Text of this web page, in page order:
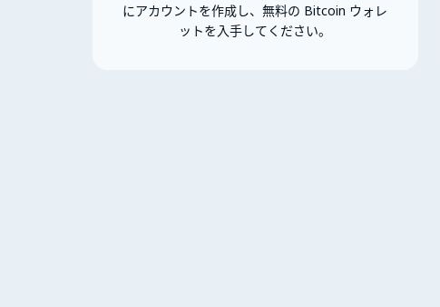
にアカウントを作成し、無料の Bitcoin ウォレ
ットを入手してください。